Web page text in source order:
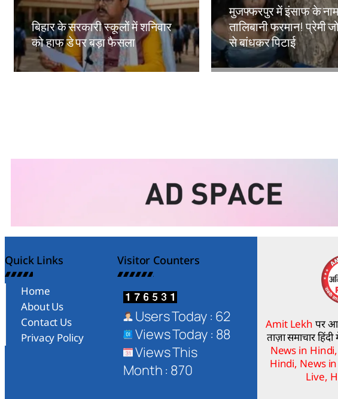
बिहार के सरकारी स्कूलों में शनिवार
को हाफ डे पर बड़ा फैसला
Amit Lekh
मुजफ्फरपुर में इंसाफ के
तालिबानी फरमान! प्रेमी
से बांधकर पिटाई
Amit Lekh
Quick Links
Home
About Us
Contact Us
Privacy Policy
Visitor Counters
Users Today : 62
Views Today : 88
Views This
Month : 870
Amit Lekh पर
ताज़ा समाचार
News in
Hindi, News
Live,